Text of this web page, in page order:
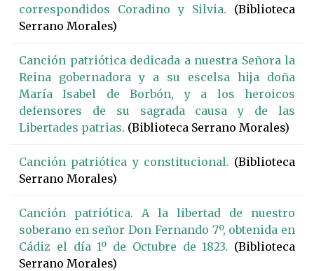
correspondidos Coradino y Silvia. (Biblioteca
Serrano Morales)
Canción patriótica dedicada a nuestra Señora la
Reina gobernadora y a su escelsa hija doña
María Isabel de Borbón, y a los heroicos
defensores de su sagrada causa y de las
Libertades patrias. (Biblioteca Serrano Morales)
Canción patriótica y constitucional. (Biblioteca
Serrano Morales)
Canción patriótica. A la libertad de nuestro
soberano en señor Don Fernando 7º, obtenida en
Cádiz el día 1º de Octubre de 1823. (Biblioteca
Serrano Morales)